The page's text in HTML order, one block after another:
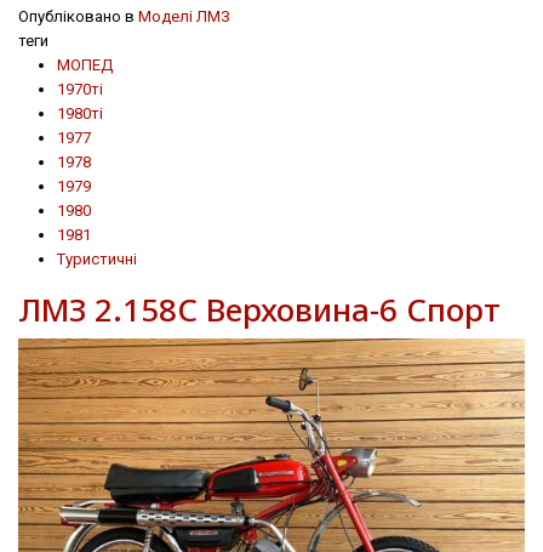
Опубліковано в Моделі ЛМЗ
теги
МОПЕД
1970ті
1980ті
1977
1978
1979
1980
1981
Туристичні
ЛМЗ 2.158С Верховина-6 Спорт